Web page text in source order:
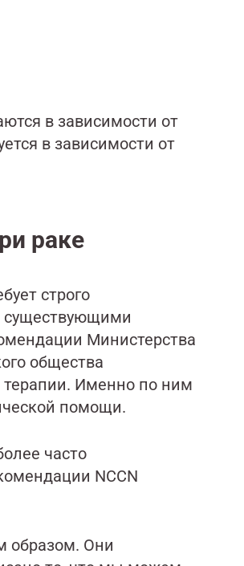
в зависимости от
в зависимости от
раке
строго
существующими
Министерства
общества
терапии. Именно по ним
помощи.
часто
NCCN
образом. Они